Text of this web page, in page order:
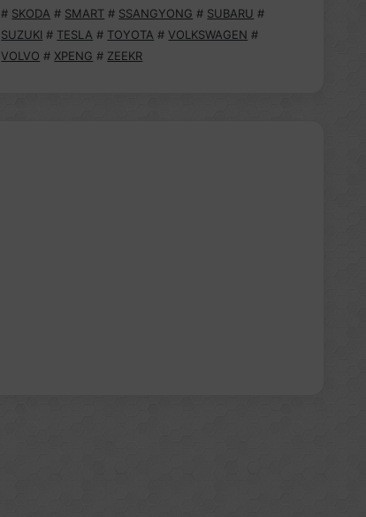
# SKODA # SMART # SSANGYONG # SUBARU #
SUZUKI # TESLA # TOYOTA # VOLKSWAGEN #
VOLVO # XPENG # ZEEKR